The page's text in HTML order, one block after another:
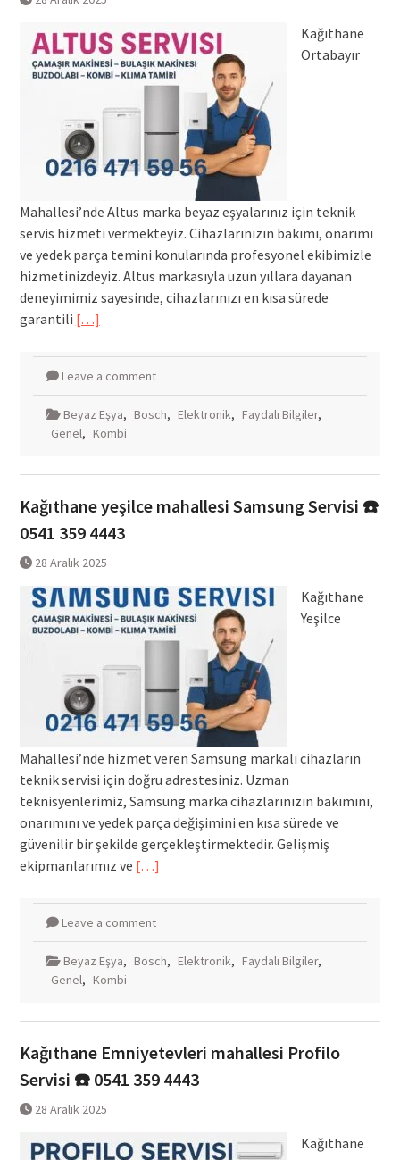
Kağıthane
Ortabayır
Mahallesi’nde Altus marka beyaz eşyalarınız için teknik
servis hizmeti vermekteyiz. Cihazlarınızın bakımı, onarımı
ve yedek parça temini konularında profesyonel ekibimizle
hizmetinizdeyiz. Altus markasıyla uzun yıllara dayanan
deneyimimiz sayesinde, cihazlarınızı en kısa sürede
garantili […]
Leave a comment
Beyaz Eşya, Bosch, Elektronik, Faydalı Bilgiler,
Genel, Kombi
Kağıthane yeşilce mahallesi Samsung Servisi ☎️
0541 359 4443
28 Aralık 2025
Kağıthane
Yeşilce
Mahallesi’nde hizmet veren Samsung markalı cihazların
teknik servisi için doğru adrestesiniz. Uzman
teknisyenlerimiz, Samsung marka cihazlarınızın bakımını,
onarımını ve yedek parça değişimini en kısa sürede ve
güvenilir bir şekilde gerçekleştirmektedir. Gelişmiş
ekipmanlarımız ve […]
Leave a comment
Beyaz Eşya, Bosch, Elektronik, Faydalı Bilgiler,
Genel, Kombi
Kağıthane Emniyetevleri mahallesi Profilo
Servisi ☎️ 0541 359 4443
28 Aralık 2025
Kağıthane